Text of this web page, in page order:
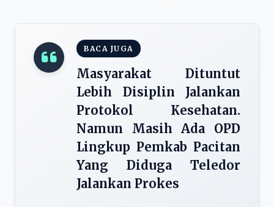
BACA JUGA
Masyarakat Dituntut
Lebih Disiplin Jalankan
Protokol Kesehatan.
Namun Masih Ada OPD
Lingkup Pemkab Pacitan
Yang Diduga Teledor
Jalankan Prokes